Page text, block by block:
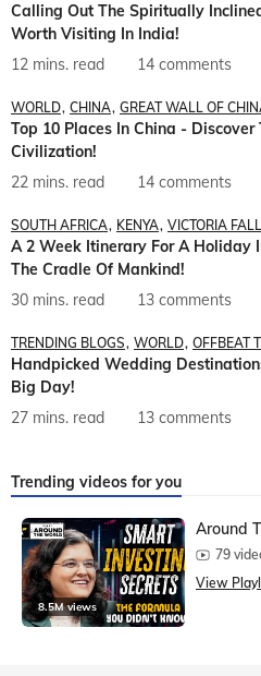
Calling Out The Spiritually
Worth Visiting In India!
12 mins. read
14 comments
WORLD CHINA GREAT WALL OF
Top 10 Places In China -
Civilization!
22 mins. read
14 comments
SOUTH AFRICA KENYA VICTORIA
A 2 Week Itinerary For A Holiday
The Cradle Of Mankind!
30 mins. read
13 comments
TRENDING BLOGS WORLD OFFBEAT
Handpicked Wedding
Big Day!
27 mins. read
13 comments
Trending videos for you
8.5M views
Around
79
View